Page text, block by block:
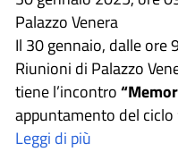
Palazzo Venera
Il 30 gennaio, dalle ore
Riunioni di Palazzo
tiene l’incontro
appuntamento del ciclo
Leggi di più